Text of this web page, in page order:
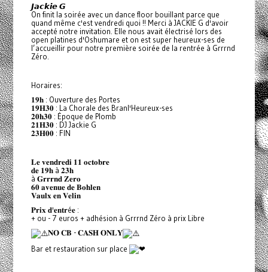
𝙅𝙖𝙘𝙠𝙞𝙚 𝙂
On finit la soirée avec un dance floor bouillant parce que
quand même c'est vendredi quoi !! Merci à JACKIE G d'avoir
accepté notre invitation. Elle nous avait électrisé lors des
open platines d'Oshumare et on est super heureux-ses de
l’accueillir pour notre première soirée de la rentrée à Grrrnd
Zéro.
Horaires:
𝟏𝟗𝐡 : Ouverture des Portes
𝟏𝟗𝐇𝟑𝟎 : La Chorale des Branl'Heureux-ses
𝟐𝟎𝐡𝟑𝟎 : Époque de Plomb
𝟐𝟏𝐇𝟑𝟎 : DJ Jackie G
𝟐𝟑𝐇𝟎𝟎 : FIN
𝐋𝐞 𝐯𝐞𝐧𝐝𝐫𝐞𝐝𝐢 𝟏𝟏 𝐨𝐜𝐭𝐨𝐛𝐫𝐞
𝐝𝐞 𝟏𝟗𝐡 à 𝟐𝟑𝐡
à 𝐆𝐫𝐫𝐫𝐧𝐝 𝐙𝐞𝐫𝐨
𝟔𝟎 𝐚𝐯𝐞𝐧𝐮𝐞 𝐝𝐞 𝐁𝐨𝐡𝐥𝐞𝐧
𝐕𝐚𝐮𝐥𝐱 𝐞𝐧 𝐕𝐞𝐥𝐢𝐧
𝐏𝐫𝐢𝐱 𝐝'𝐞𝐧𝐭𝐫é𝐞 :
+ ou - 7 euros + adhésion à Grrrnd Zéro à prix Libre
𝐍𝐎 𝐂𝐁 - 𝐂𝐀𝐒𝐇 𝐎𝐍𝐋𝐘
Bar et restauration sur place